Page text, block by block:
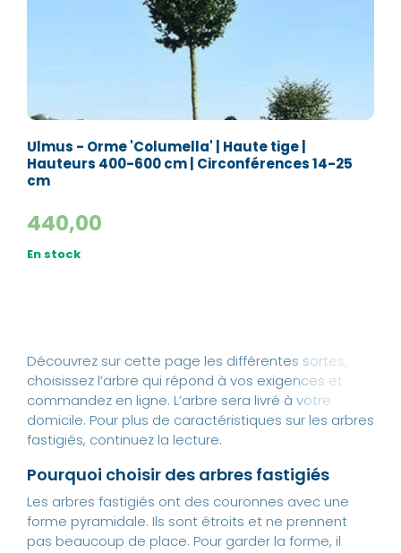
Ulmus - Orme 'Columella' | Haute tige |
Hauteurs 400-600 cm | Circonférences 14-25
cm
440,00
En stock
Découvrez sur cette page les différentes sortes,
choisissez l’arbre qui répond à vos exigences et
commandez en ligne. L’arbre sera livré à votre
domicile. Pour plus de caractéristiques sur les arbres
fastigiés, continuez la lecture.
Pourquoi choisir des arbres fastigiés
Les arbres fastigiés ont des couronnes avec une
forme pyramidale. Ils sont étroits et ne prennent
pas beaucoup de place. Pour garder la forme, il